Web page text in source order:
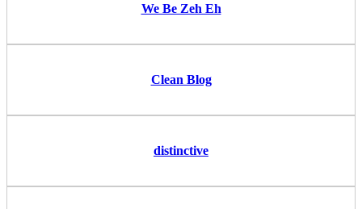
We Be Zeh Eh
Clean Blog
distinctive